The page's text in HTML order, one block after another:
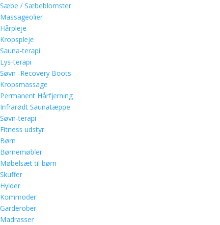
Sæbe / Sæbeblomster
Massageolier
Hårpleje
Kropspleje
Sauna-terapi
Lys-terapi
Søvn -Recovery Boots
Kropsmassage
Permanent Hårfjerning
Infrarødt Saunatæppe
Søvn-terapi
Fitness udstyr
Børn
Børnemøbler
Møbelsæt til børn
Skuffer
Hylder
Kommoder
Garderober
Madrasser